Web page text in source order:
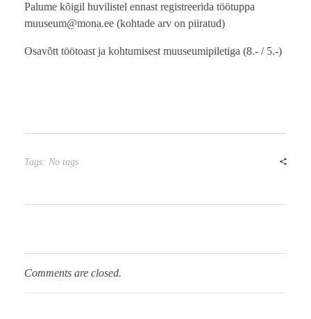
Palume kõigil huvilistel ennast registreerida töötuppa
muuseum@mona.ee (kohtade arv on piiratud)
Osavõtt töötoast ja kohtumisest muuseumipiletiga (8.- / 5.-)
Tags: No tags
Comments are closed.